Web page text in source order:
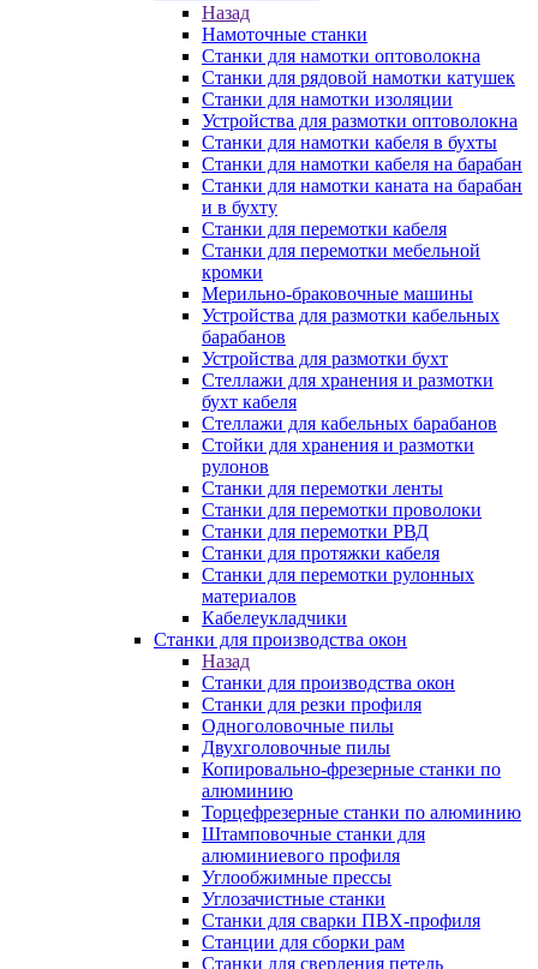
Назад
Намоточные станки
Станки для намотки оптоволокна
Станки для рядовой намотки катушек
Станки для намотки изоляции
Устройства для размотки оптоволокна
Станки для намотки кабеля в бухты
Станки для намотки кабеля на барабан
Станки для намотки каната на барабан
и в бухту
Станки для перемотки кабеля
Станки для перемотки мебельной
кромки
Мерильно-браковочные машины
Устройства для размотки кабельных
барабанов
Устройства для размотки бухт
Стеллажи для хранения и размотки
бухт кабеля
Стеллажи для кабельных барабанов
Стойки для хранения и размотки
рулонов
Станки для перемотки ленты
Станки для перемотки проволоки
Станки для перемотки РВД
Станки для протяжки кабеля
Станки для перемотки рулонных
материалов
Кабелеукладчики
Станки для производства окон
Назад
Станки для производства окон
Станки для резки профиля
Одноголовочные пилы
Двухголовочные пилы
Копировально-фрезерные станки по
алюминию
Торцефрезерные станки по алюминию
Штамповочные станки для
алюминиевого профиля
Углообжимные прессы
Углозачистные станки
Станки для сварки ПВХ-профиля
Станции для сборки рам
Станки для сверления петель